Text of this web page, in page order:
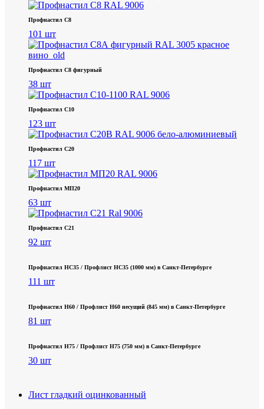
Профнастил С8
101 шт
Профнастил С8 фигурный
38 шт
Профнастил С10
123 шт
Профнастил С20
117 шт
Профнастил МП20
63 шт
Профнастил С21
92 шт
Профнастил НС35 / Профлист НС35 (1000 мм) в Санкт‑Петербурге
111 шт
Профнастил Н60 / Профлист Н60 несущий (845 мм) в Санкт-Петербурге
81 шт
Профнастил Н75 / Профлист Н75 (750 мм) в Санкт-Петербурге
30 шт
Лист гладкий оцинкованный